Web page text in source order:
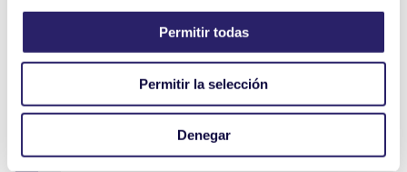
Permitir todas
Permitir la selección
Denegar